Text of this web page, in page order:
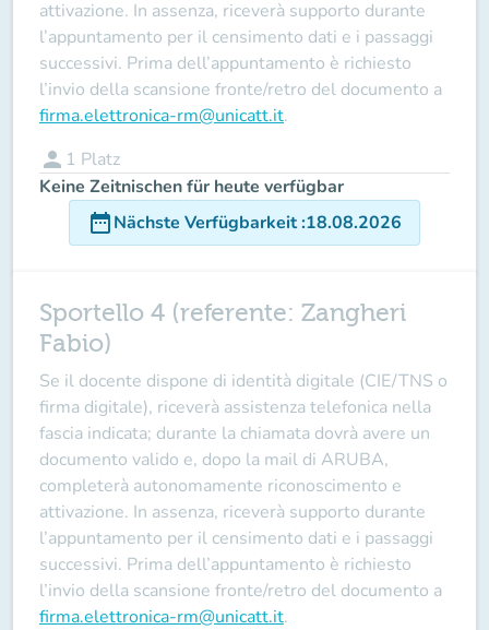
attivazione. In assenza, riceverà supporto durante
l’appuntamento per il censimento dati e i passaggi
successivi. Prima dell’appuntamento è richiesto
l’invio della scansione fronte/retro del documento a
firma.elettronica-rm@unicatt.it.
person 1 Platz
Keine Zeitnischen für heute verfügbar
date_rangeNächste Verfügbarkeit:18.08.2026
Sportello 4 (referente: Zangheri
Fabio)
Se il docente dispone di identità digitale (CIE/TNS o
firma digitale), riceverà assistenza telefonica nella
fascia indicata; durante la chiamata dovrà avere un
documento valido e, dopo la mail di ARUBA,
completerà autonomamente riconoscimento e
attivazione. In assenza, riceverà supporto durante
l’appuntamento per il censimento dati e i passaggi
successivi. Prima dell’appuntamento è richiesto
l’invio della scansione fronte/retro del documento a
firma.elettronica-rm@unicatt.it.